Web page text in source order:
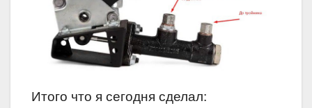
Итого что я сегодня сделал: